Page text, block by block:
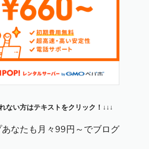
ない方はテキストをクリック！↓↓↓
あなたも月々99円～でブログ